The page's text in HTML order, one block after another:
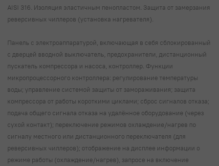
AISI 316. Изоляция эластичным пенопластом. Защита от замерзания
реверсивных чиллеров (установка нагревателя).
Панель с электроаппаратурой, включающая в себя сблокированный
с дверцей вводной выключатель, предохранители, дистанционный
пускатель компрессора и насоса, контроллер. Функции
микропроцессорного контроллера: регулирование температуры
воды; управление системой защиты от замораживания; защита
компрессора от работы короткими циклами; сброс сигналов отказа;
подача общего сигнала отказа на удалённое оборудование (через
сухой контакт); переключение режимов охлаждение/нагрев по
сигналу местного или дистанционного переключателя (для
реверсивных чиллеров); отображение на дисплее информации о
режиме работы (охлаждение/нагрев), запросе на включение